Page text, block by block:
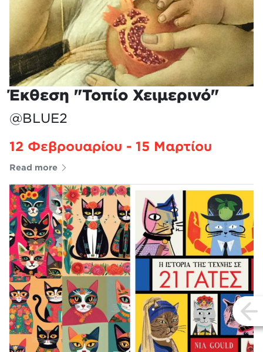
Έκθεση "Τοπίο Χειμερινό"
12 Φεβρουαρίου - 15 Μαρτίου
@BLUE2
Read more